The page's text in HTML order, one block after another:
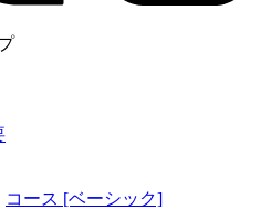
コース [ベーシック]